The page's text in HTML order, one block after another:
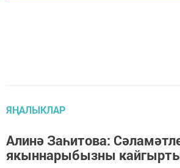
ЯҢАЛЫКЛАР
Алинә Заһитова:
якыннарыбызны